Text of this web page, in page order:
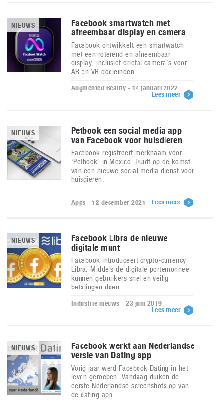
NIEUWS
Facebook smartwatch met
afneembaar display en camera
Facebook ontwikkelt een smartwatch
met een roterend en afneembaar
display, inclusief drietal camera’s voor
AR en VR doeleinden.
Augmented Reality - 14 januari 2022
Lees meer
NIEUWS
Petbook een social media app
van Facebook voor huisdieren
Facebook registreert merknaam voor
‘Petbook’ in Mexico. Duidt op de komst
van een nieuwe social media dienst voor
huisdieren.
Apps - 12 december 2021 Lees meer
NIEUWS
Facebook Libra de nieuwe
digitale munt
Facebook introduceert crypto-currency
Libra. Middels de digitale portemonnee
kunnen gebruikers snel en veilig
betalingen doen.
Industrie nieuws - 23 juni 2019
Lees meer
NIEUWS
Facebook werkt aan Nederlandse
versie van Dating app
Vorig jaar werd Facebook Dating in het
leven geroepen. Vandaag duiken de
eerste Nederlandse screenshots op van
de dating app.